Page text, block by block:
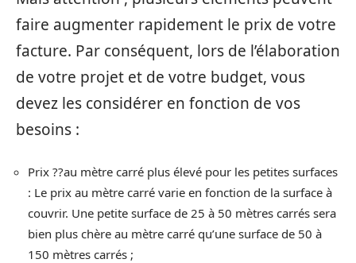
faire augmenter rapidement le prix de votre
facture. Par conséquent, lors de l’élaboration
de votre projet et de votre budget, vous
devez les considérer en fonction de vos
besoins :
Prix ??au mètre carré plus élevé pour les petites surfaces
: Le prix au mètre carré varie en fonction de la surface à
couvrir. Une petite surface de 25 à 50 mètres carrés sera
bien plus chère au mètre carré qu’une surface de 50 à
150 mètres carrés ;